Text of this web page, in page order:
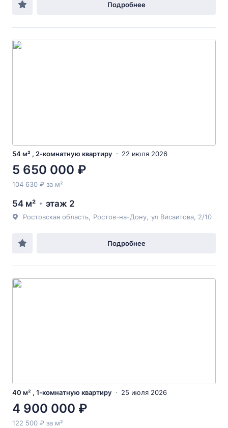
Подробнее
54 м² , 2-комнатную квартиру 22 июля 2026
5 650 000 ₽
104 630 ₽ за м²
54 м² этаж 2
Ростовская область Ростов-на-Дону ул Висаитова , 2/10
Подробнее
40 м² , 1-комнатную квартиру 25 июля 2026
4 900 000 ₽
122 500 ₽ за м²